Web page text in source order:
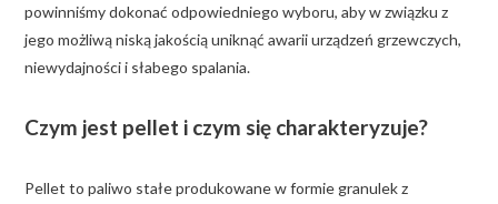
powinniśmy dokonać odpowiedniego wyboru, aby w związku z
jego możliwą niską jakością uniknąć awarii urządzeń grzewczych,
niewydajności i słabego spalania.
Czym jest pellet i czym się charakteryzuje?
Pellet to paliwo stałe produkowane w formie granulek z